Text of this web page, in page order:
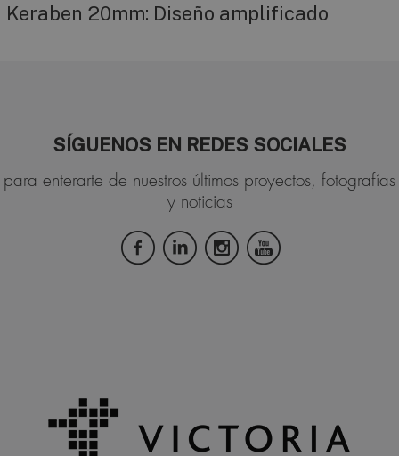
Keraben 20mm: Diseño amplificado
SÍGUENOS EN REDES SOCIALES
para enterarte de nuestros últimos proyectos, fotografías
y noticias